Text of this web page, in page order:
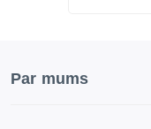
Par mums